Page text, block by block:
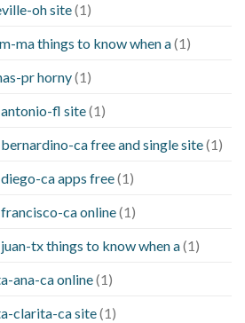
oh site(1)
ma things to know when a(1)
pr horny(1)
fl site(1)
ca free and single site(1)
ca apps free(1)
ca online(1)
tx things to know when a(1)
ana-ca online(1)
clarita-ca site(1)